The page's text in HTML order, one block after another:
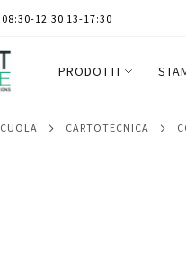
08:30-12:30 13-17:30
PRODOTTI
SCUOLA CARTOTECNICA
- c/alette -